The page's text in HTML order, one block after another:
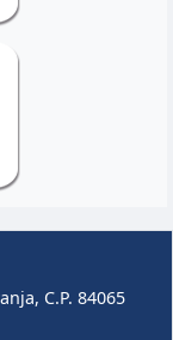
C.P. 84065